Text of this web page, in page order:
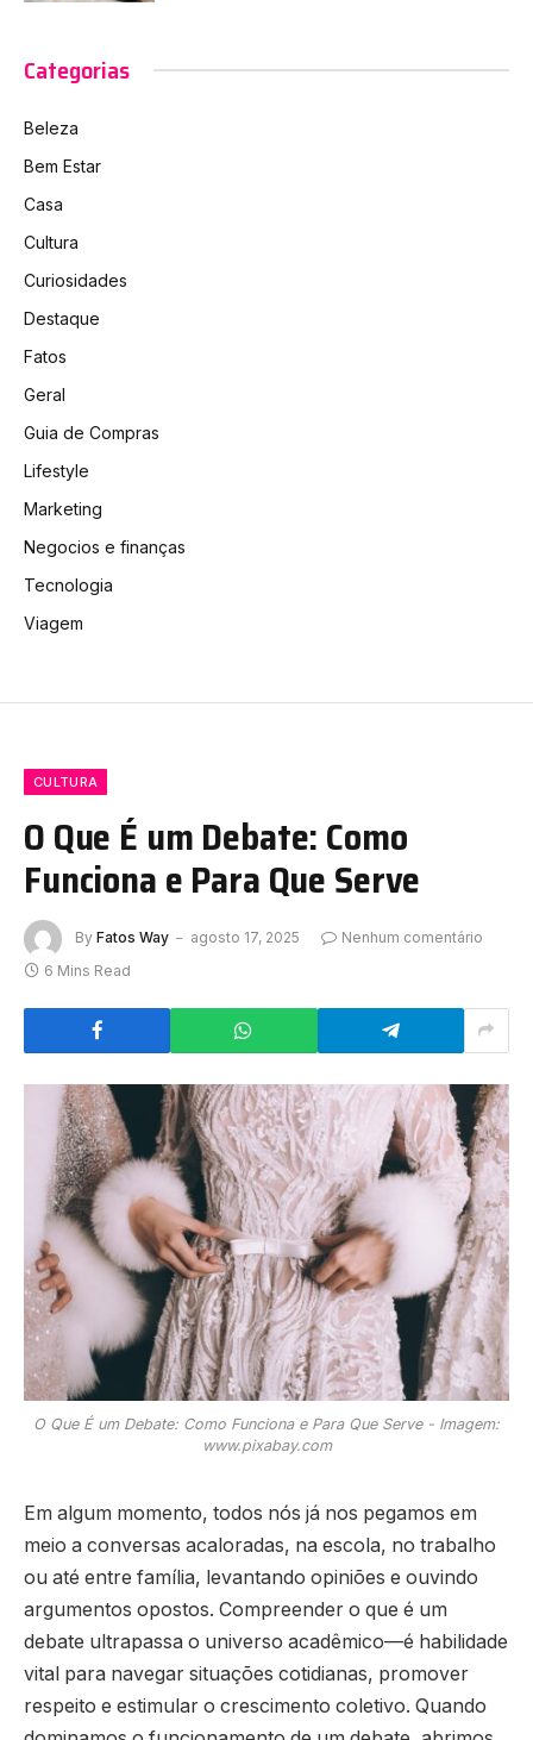
Categorias
Beleza
Bem Estar
Casa
Cultura
Curiosidades
Destaque
Fatos
Geral
Guia de Compras
Lifestyle
Marketing
Negocios e finanças
Tecnologia
Viagem
CULTURA
O Que É um Debate: Como
Funciona e Para Que Serve
By Fatos Way agosto 17, 2025
Nenhum comentário
6 Mins Read
O Que É um Debate: Como Funciona e Para Que Serve - Imagem:
www.pixabay.com
Em algum momento, todos nós já nos pegamos em
meio a conversas acaloradas, na escola, no trabalho
ou até entre família, levantando opiniões e ouvindo
argumentos opostos. Compreender o que é um
debate ultrapassa o universo acadêmico—é habilidade
vital para navegar situações cotidianas, promover
respeito e estimular o crescimento coletivo. Quando